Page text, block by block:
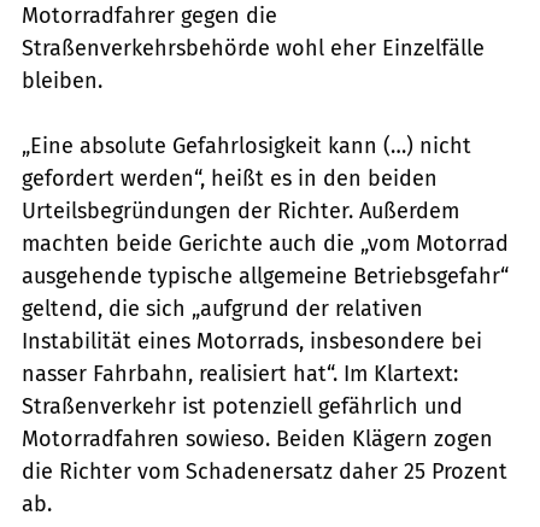
Motorradfahrer gegen die
Straßenverkehrsbehörde wohl eher Einzelfälle
bleiben.
„Eine absolute Gefahrlosigkeit kann (…) nicht
gefordert werden“, heißt es in den beiden
Urteilsbegründungen der Richter. Außerdem
machten beide Gerichte auch die „vom Motorrad
ausgehende typische allgemeine Betriebsgefahr“
geltend, die sich „aufgrund der relativen
Instabilität eines Motorrads, insbesondere bei
nasser Fahrbahn, realisiert hat“. Im Klartext:
Straßenverkehr ist potenziell gefährlich und
Motorradfahren sowieso. Beiden Klägern zogen
die Richter vom Schadenersatz daher 25 Prozent
ab.